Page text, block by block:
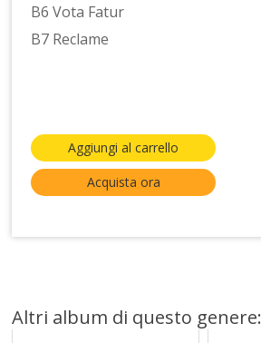
B6 Vota Fatur
B7 Reclame
Aggiungi al carrello
Acquista ora
Altri album di questo genere: